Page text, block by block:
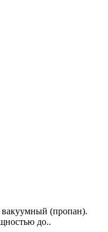
вакуумный (пропан).
до..